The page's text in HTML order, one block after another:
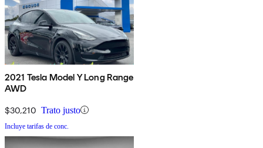
2021 Tesla Model Y Long Range
AWD
$30,210 Trato justo
Incluye tarifas de conc.